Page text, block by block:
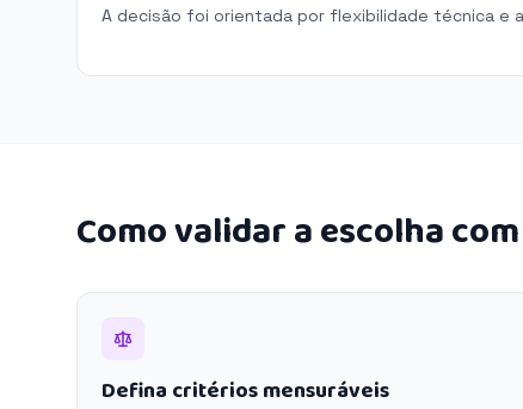
A decisão foi orientada por flexibilidade técnica e
Como validar a escolha
Defina critérios mensuráveis